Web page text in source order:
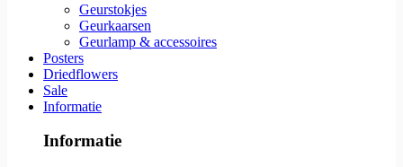
Geurstokjes
Geurkaarsen
Geurlamp & accessoires
Posters
Driedflowers
Sale
Informatie
Informatie